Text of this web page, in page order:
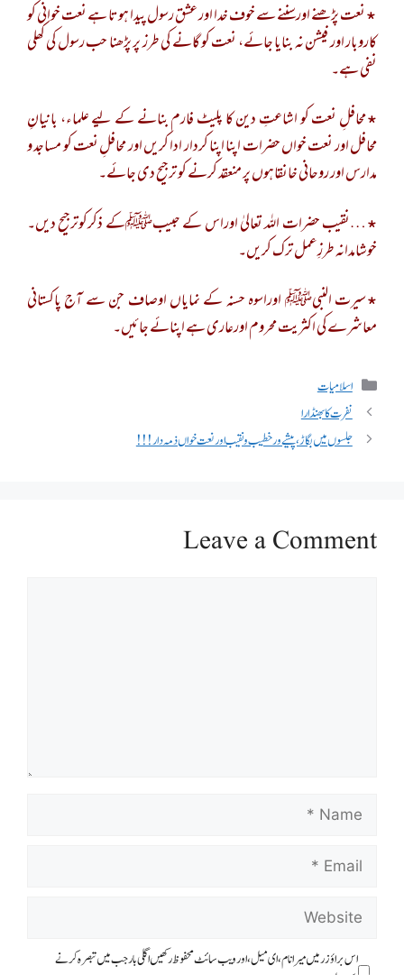
٭نعت پڑھنے اورسننے سے خوف خدا اور عشق رسول پیدا ہوتا ہے نعت خوانی کو
کاروبار اور فیشن نہ بنایا جائے، نعت کو گانے کی طرز پر پڑھنا حب رسول کی کھلی
نفی ہے۔
٭محافلِ نعت کو اشاعتِ دین کا پلیٹ فارم بنانے کے لیے علماء، بانیانِ
محافل اور نعت خواں حضرات اپنا اپنا کردار ادا کریں اور محافلِ نعت کو مساجد و
مدارس اور روحانی خانقاہوں پر منعقد کرنے کو ترجیح دی جائے۔
٭…نقیب حضرات اللہ تعالیٰ اوراس کے حبیبﷺکے ذکرکوترجیح دیں۔
خوشامدانہ طرزِعمل ترک کریں۔
٭سیرت النبیﷺ اوراسوہ حسنہ کے نمایاں اوصاف جن سے آج پاکستانی
معاشرے کی اکثریت محروم اورعاری ہے اپنائے جائیں۔
اسلامیات
نفرت کا بھنڈارا
جلسوں میں بگاڑ، پیشے ور خطیب و نقیب اور نعت خواں ذمہ دار!!!
Leave a Comment
اس براؤزر میں میرا نام، ای میل، اور ویب سائٹ محفوظ رکھیں اگلی بار جب میں تبصرہ کرنے